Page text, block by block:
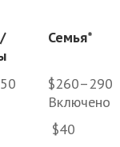
Семья*
$260–290
Включено
$40